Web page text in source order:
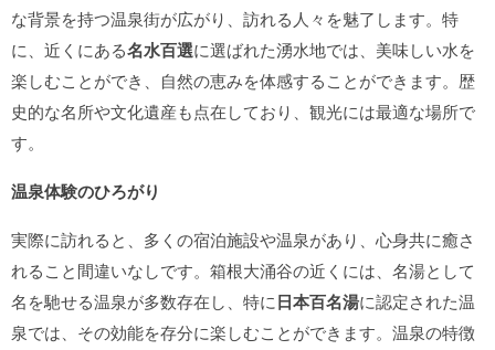
な背景を持つ温泉街が広がり、訪れる人々を魅了します。特
に、近くにある名水百選に選ばれた湧水地では、美味しい水を
楽しむことができ、自然の恵みを体感することができます。歴
史的な名所や文化遺産も点在しており、観光には最適な場所で
す。
温泉体験のひろがり
実際に訪れると、多くの宿泊施設や温泉があり、心身共に癒さ
れること間違いなしです。箱根大涌谷の近くには、名湯として
名を馳せる温泉が多数存在し、特に日本百名湯に認定された温
泉では、その効能を存分に楽しむことができます。温泉の特徴